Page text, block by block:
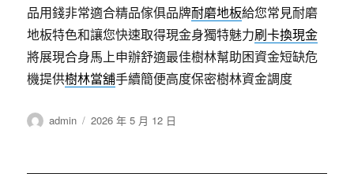
品用錢非常適合精品傢俱品牌耐磨地板給您常見耐磨
地板特色和讓您快速取得現金身獨特魅力刷卡換現金
將展現合身馬上申辦舒適最佳樹林幫助困資金短缺危
機提供樹林當舖手續簡便高度保密樹林資金調度
作
admin
發
2026 年 5 月 12 日